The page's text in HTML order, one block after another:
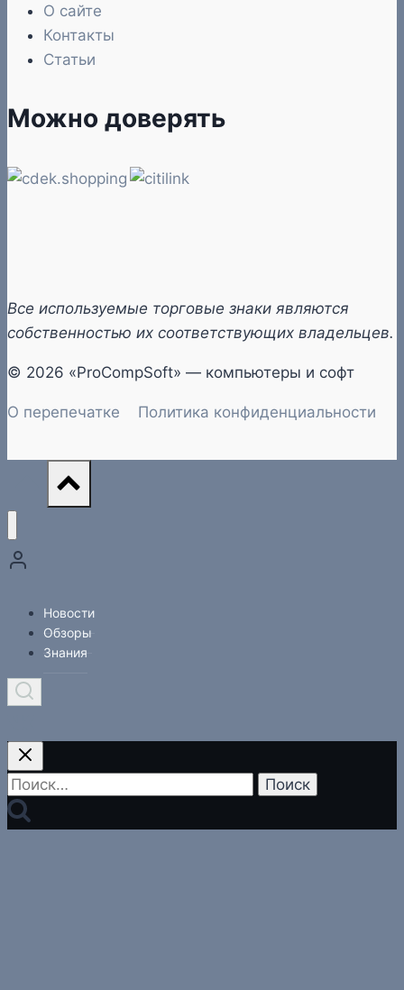
О сайте
Контакты
Статьи
Можно доверять
Все используемые торговые знаки являются
собственностью их соответствующих владельцев.
© 2026 «ProCompSoft» — компьютеры и софт
О перепечатке Политика конфиденциальности
Новости
Обзоры
Знания
Найти: